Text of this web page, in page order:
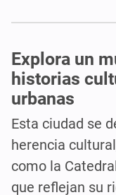
Explora un
historias
urbanas
Esta ciudad se
herencia
como la
que reflejan su